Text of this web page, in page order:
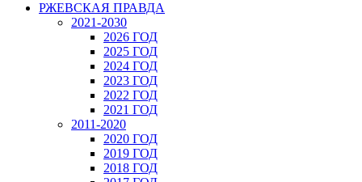
РЖЕВСКАЯ ПРАВДА
2021-2030
2026 ГОД
2025 ГОД
2024 ГОД
2023 ГОД
2022 ГОД
2021 ГОД
2011-2020
2020 ГОД
2019 ГОД
2018 ГОД